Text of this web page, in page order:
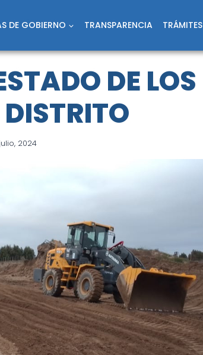
DE GOBIERNO TRANSPARENCIA TRÁMITES
DE LOS
2024